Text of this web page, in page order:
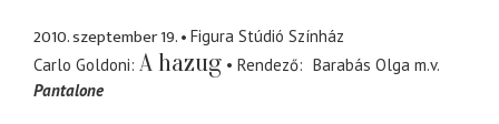
2010. szeptember 19.
Figura Stúdió Színház
Carlo Goldoni A hazug Rendező Barabás Olga m.v.
Pantalone